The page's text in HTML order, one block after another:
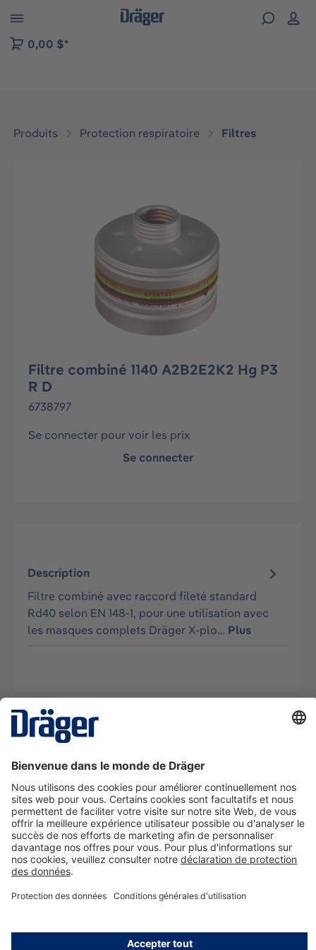
to B2B platform navigation
0,00 $*
Produits Protection respiratoire Filtres
Filtre combiné 1140 A2B2E2K2 Hg P3
R D
6738797
Se connecter pour voir les prix
Se connecter
Description
Filtre combiné avec raccord fileté standard
Rd40 selon EN 148-1, pour une utilisation avec
les masques complets Dräger X-plo… Plus
La technologie
Nous contacter
A propos de Dräger
Informations